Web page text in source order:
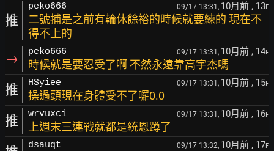
推
peko666 09/17 13:31, 10月前 , 13F
二號捕是之前有輪休餘裕的時候就要練的 現在不
得不上的
→ peko666 09/17 13:31, 10月前 , 14F
時候就是要忍受了啊 不然永遠靠高宇杰嗎
推 HSyiee 09/17 13:31, 10月前 , 15F
操過頭現在身體受不了囉0.0
推 wrvuxci 09/17 13:31, 10月前 , 16F
上週末三連戰就都是統恩蹲了
dsauqt 09/17 13:32, 10月前 , 17F